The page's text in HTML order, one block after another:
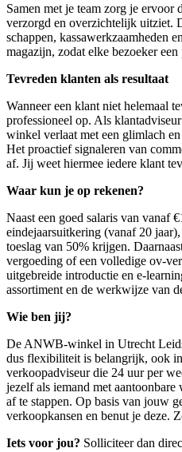
Samen met je team zorg je
verzorgd en overzichtelijk uitziet.
schappen, kassawerkzaamheden
magazijn, zodat elke bezoeker
Tevreden klanten als resultaat
Wanneer een klant niet helemaal
professioneel op. Als
winkel verlaat met een glimlach
Het proactief signaleren van
af. Jij weet hiermee iedere klant
Waar kun je op rekenen?
Naast een goed salaris van vanaf
eindejaarsuitkering (vanaf 20
toeslag van 50% krijgen.
vergoeding of een volledige ov-
uitgebreide introductie en e-
assortiment en de werkwijze van
Wie ben jij?
De ANWB-winkel in Utrecht
dus flexibiliteit is belangrijk, ook
verkoopadviseur die 24 uur per
jezelf als iemand met
af te stappen. Op basis van jouw
verkoopkansen en benut je deze.
Iets voor jou? Solliciteer dan